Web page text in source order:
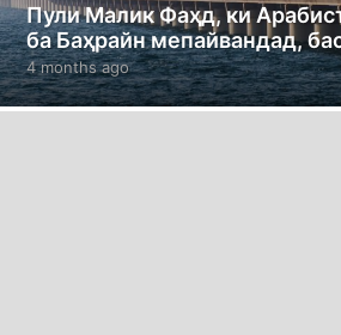
Пули Малик Фаҳд, ки
ба Баҳрайн мепайвандад,
4 months ago4
m
o